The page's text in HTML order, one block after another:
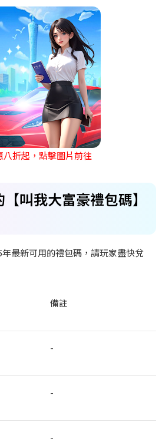
八折起，點擊圖片前往
叫我大富豪禮包碼】
年最新可用的禮包碼，請玩家盡快兌
備註
-
-
-